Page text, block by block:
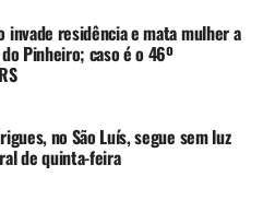
invade residência e mata mulher a
Pinheiro; caso é o 46º
no São Luís, segue sem luz
de quinta-feira